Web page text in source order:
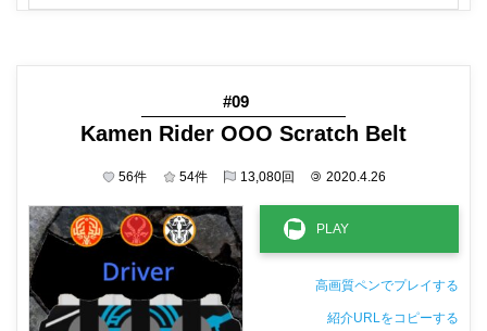
#09
Kamen Rider OOO Scratch Belt
56件 54件 13,080回 © 2020.4.26
高画質ペンでプレイする
紹介URLをコピーする